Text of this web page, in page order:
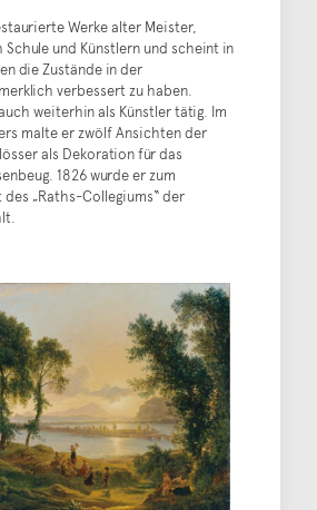
Werke alter Meister,
und Künstlern und scheint in
die Zustände in der
verbessert zu haben.
weiterhin als Künstler tätig. Im
malte er zwölf Ansichten der
als Dekoration für das
1826 wurde er zum
„Raths-Collegiums“ der